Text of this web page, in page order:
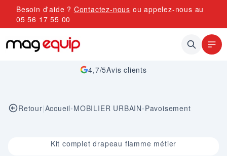
Allez au contenu
Besoin d'aide ? Contactez-nous ou appelez-nous au
05 56 17 55 00
4,7/5Avis clients
Retour|Accueil•MOBILIER URBAIN•Pavoisement
Image 1 sur 5Kit complet drapeau flamme métier